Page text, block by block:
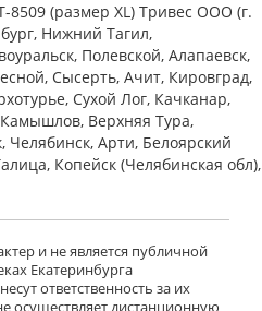
(размер XL) Тривес ООО (г.
Нижний Тагил,
Полевской, Алапаевск,
Сысерть, Ачит, Кировград,
Сухой Лог, Качканар,
Верхняя Тура,
Челябинск, Арти, Белоярский
Копейск (Челябинская обл),
и не является публичной
Екатеринбурга
ответственность за их
осуществляет дистанционную